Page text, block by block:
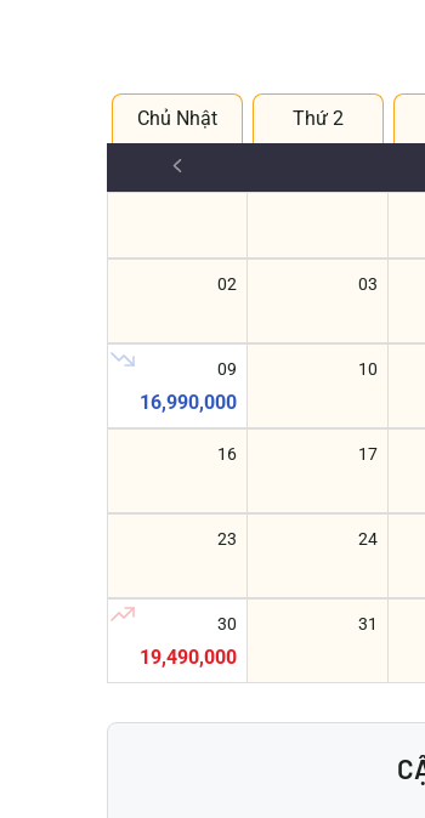
Chủ Nhật Thứ 2
02 03
09
16,990,000
10
16 17
23 24
30
19,490,000
31